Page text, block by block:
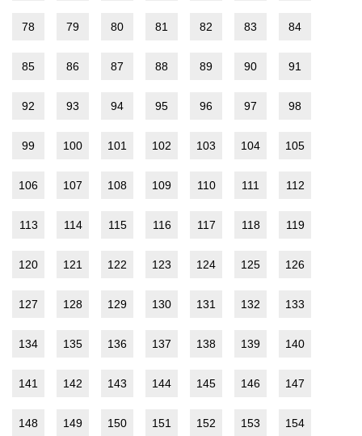
78 79 80 81 82 83 84
85 86 87 88 89 90 91
92 93 94 95 96 97 98
99 100 101 102 103 104 105
106 107 108 109 110 111 112
113 114 115 116 117 118 119
120 121 122 123 124 125 126
127 128 129 130 131 132 133
134 135 136 137 138 139 140
141 142 143 144 145 146 147
148 149 150 151 152 153 154